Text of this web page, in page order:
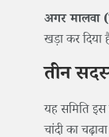
अगर मालवा
खड़ा कर दिया
तीन
यह समिति
चांदी का